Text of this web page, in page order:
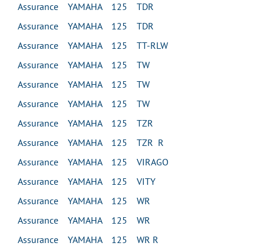
Assurance YAMAHA 125 TDR
Assurance YAMAHA 125 TDR
Assurance YAMAHA 125 TT-RLW
Assurance YAMAHA 125 TW
Assurance YAMAHA 125 TW
Assurance YAMAHA 125 TW
Assurance YAMAHA 125 TZR
Assurance YAMAHA 125 TZR R
Assurance YAMAHA 125 VIRAGO
Assurance YAMAHA 125 VITY
Assurance YAMAHA 125 WR
Assurance YAMAHA 125 WR
Assurance YAMAHA 125 WR R